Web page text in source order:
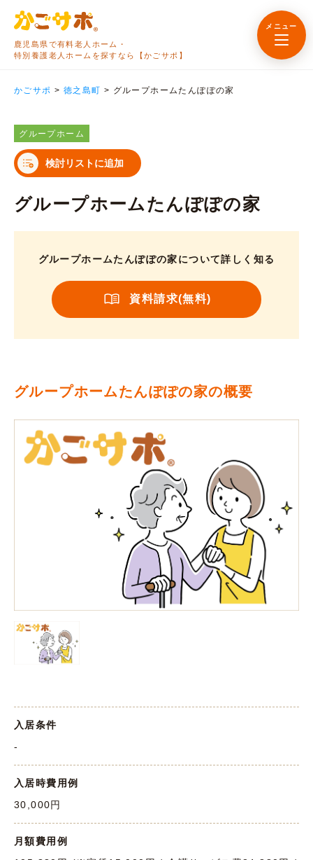
鹿児島県で有料老人ホーム・
特別養護老人ホームを探すなら【かごサポ】
メニュー
かごサポ > 徳之島町 > グループホームたんぽぽの家
グループホーム
検討リストに追加
グループホームたんぽぽの家
グループホームたんぽぽの家について詳しく知る
資料請求(無料)
グループホームたんぽぽの家の概要
入居条件
-
入居時費用例
30,000円
月額費用例